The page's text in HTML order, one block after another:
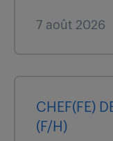
7 août 2026
CHEF(FE)
(F/H)